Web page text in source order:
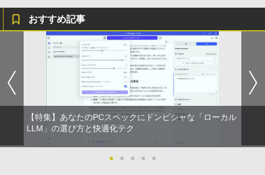
5
されかけたがギフト『無限ガチャ』でレ
ベル9999の仲間達を手に入れて元パーテ
ィーメンバーと世界に復讐＆『ざま
ぁ！』します！【電子書籍】
￥792
￥1,964
Xiaomi シャオミ REDMI Buds 8 Lite ワイヤ
レスイヤホン Bluetooth 5.4 ノイズキャンセ
リング ANC 36時間再生
￥3,480
￥250
【Amazon.co.jp限定】 伊藤園 磨かれて、澄
みきった日本の水 2L 8本 ラベルレス [ ケース
] [ 水 ] [ ペットボトル ] [ 箱買い ] [ ストック
] [ 水分補給 ]
￥998
版ビッグガンガンコミックス)
￥810
おすすめ記事
【特集】あなたのPCスペックにドンピシャな「ローカル
LLM」の選び方と快適化テク
● ● ● ● ●